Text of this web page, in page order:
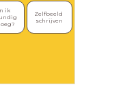
ik
Zelfbeeld
schrijven